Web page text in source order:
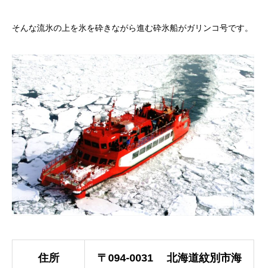
そんな流氷の上を氷を砕きながら進む砕氷船がガリンコ号です。
住所
〒094-0031 北海道紋別市海